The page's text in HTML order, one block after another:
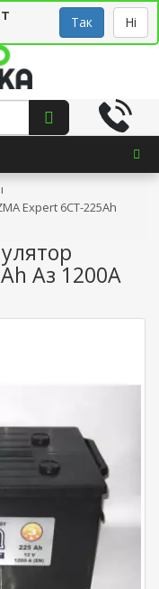
Так НіУкр
Expert 6СТ-225Ah
Аз 1200A